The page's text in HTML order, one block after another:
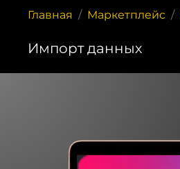
Главная Маркетплейс
Импорт данных